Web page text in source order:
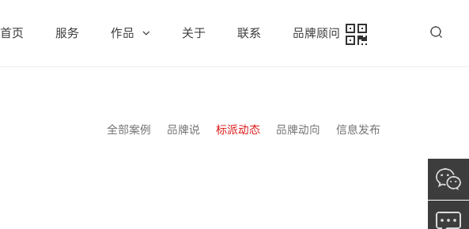
首页 服务 作品 关于 联系 品牌顾问
全部案例 品牌说 标派动态 品牌动向 信息发布